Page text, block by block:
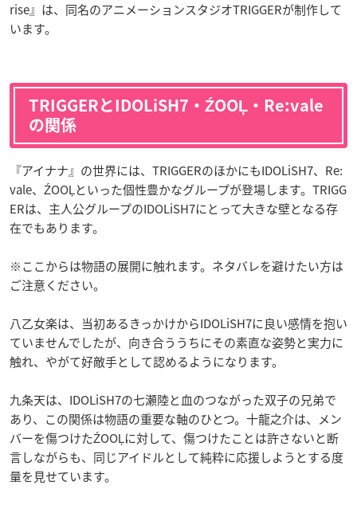
rise』は、同名のアニメーションスタジオTRIGGERが制作して
います。
TRIGGERとIDOLiSH7・ŹOOĻ・Re:vale
の関係
『アイナナ』の世界には、TRIGGERのほかにもIDOLiSH7、Re:
vale、ŹOOĻといった個性豊かなグループが登場します。TRIGG
ERは、主人公グループのIDOLiSH7にとって大きな壁となる存
在でもあります。
※ここからは物語の展開に触れます。ネタバレを避けたい方は
ご注意ください。
八乙女楽は、当初あるきっかけからIDOLiSH7に良い感情を抱い
ていませんでしたが、向き合ううちにその素直な姿勢と実力に
触れ、やがて好敵手として認めるようになります。
九条天は、IDOLiSH7の七瀬陸と血のつながった双子の兄弟で
あり、この関係は物語の重要な軸のひとつ。十龍之介は、メン
バーを傷つけたŹOOĻに対して、傷つけたことは許さないと断
言しながらも、同じアイドルとして純粋に応援しようとする度
量を見せています。